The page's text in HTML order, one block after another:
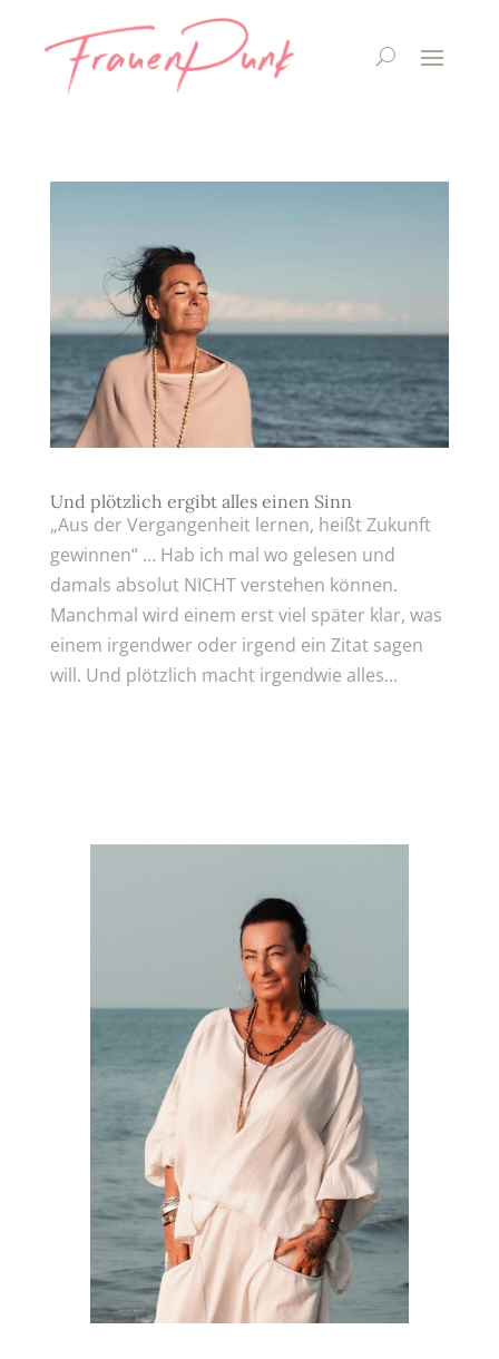
Und plötzlich ergibt alles einen Sinn
„Aus der Vergangenheit lernen, heißt Zukunft
gewinnen“ … Hab ich mal wo gelesen und
damals absolut NICHT verstehen können.
Manchmal wird einem erst viel später klar, was
einem irgendwer oder irgend ein Zitat sagen
will. Und plötzlich macht irgendwie alles...